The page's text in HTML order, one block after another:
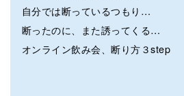
自分では断っているつもり…
断ったのに、また誘ってくる…
オンライン飲み会、断り方３step